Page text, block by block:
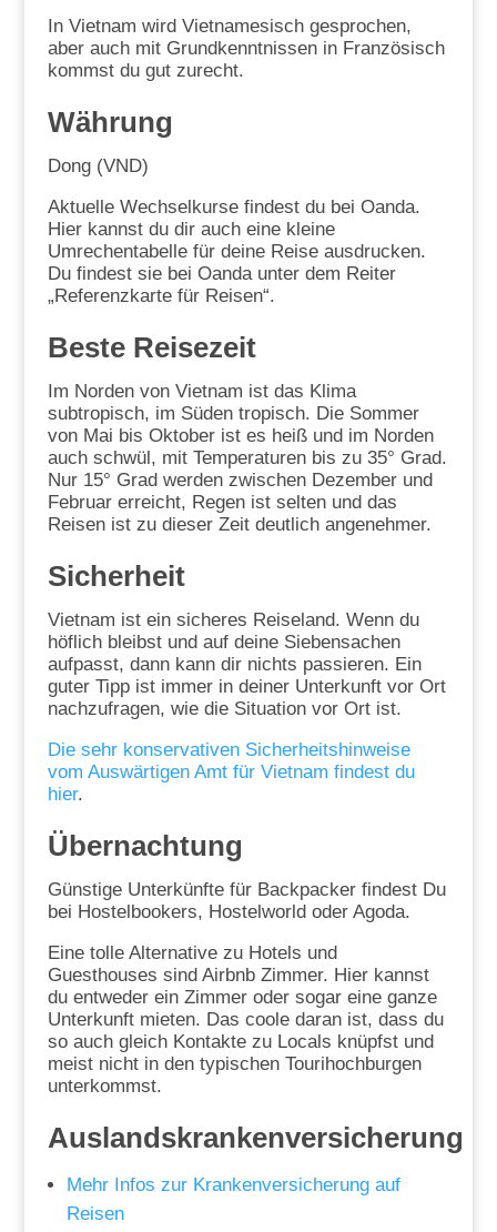
In Vietnam wird Vietnamesisch gesprochen,
aber auch mit Grundkenntnissen in Französisch
kommst du gut zurecht.
Währung
Dong (VND)
Aktuelle Wechselkurse findest du bei Oanda.
Hier kannst du dir auch eine kleine
Umrechentabelle für deine Reise ausdrucken.
Du findest sie bei Oanda unter dem Reiter
„Referenzkarte für Reisen“.
Beste Reisezeit
Im Norden von Vietnam ist das Klima
subtropisch, im Süden tropisch. Die Sommer
von Mai bis Oktober ist es heiß und im Norden
auch schwül, mit Temperaturen bis zu 35° Grad.
Nur 15° Grad werden zwischen Dezember und
Februar erreicht, Regen ist selten und das
Reisen ist zu dieser Zeit deutlich angenehmer.
Sicherheit
Vietnam ist ein sicheres Reiseland. Wenn du
höflich bleibst und auf deine Siebensachen
aufpasst, dann kann dir nichts passieren. Ein
guter Tipp ist immer in deiner Unterkunft vor Ort
nachzufragen, wie die Situation vor Ort ist.
Die sehr konservativen Sicherheitshinweise
vom Auswärtigen Amt für Vietnam findest du
hier.
Übernachtung
Günstige Unterkünfte für Backpacker findest Du
bei Hostelbookers, Hostelworld oder Agoda.
Eine tolle Alternative zu Hotels und
Guesthouses sind Airbnb Zimmer. Hier kannst
du entweder ein Zimmer oder sogar eine ganze
Unterkunft mieten. Das coole daran ist, dass du
so auch gleich Kontakte zu Locals knüpfst und
meist nicht in den typischen Tourihochburgen
unterkommst.
Auslandskrankenversicherung
Mehr Infos zur Krankenversicherung auf
Reisen